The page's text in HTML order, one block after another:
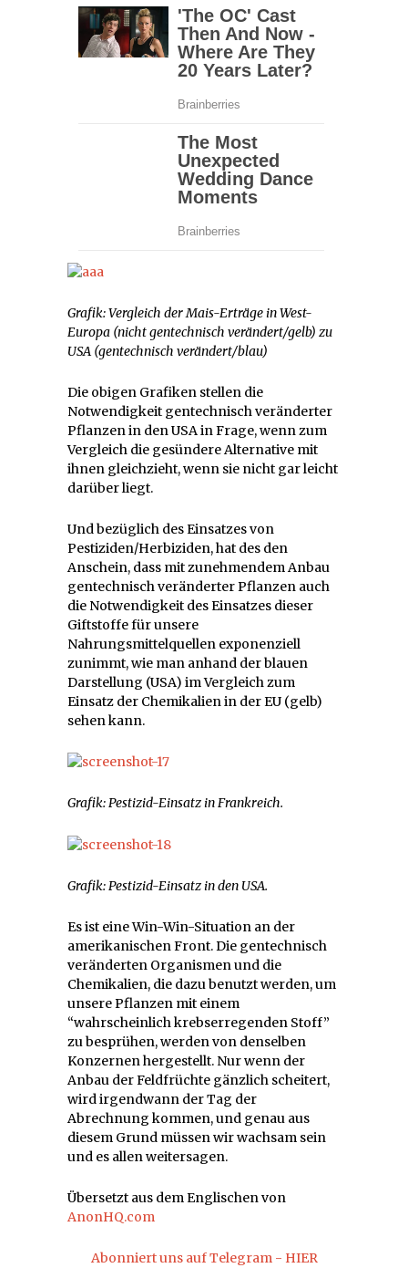
Grafik: Vergleich der Mais-Erträge in West-
Europa (nicht gentechnisch verändert/gelb) zu
USA (gentechnisch verändert/blau)
Die obigen Grafiken stellen die
Notwendigkeit gentechnisch veränderter
Pflanzen in den USA in Frage, wenn zum
Vergleich die gesündere Alternative mit
ihnen gleichzieht, wenn sie nicht gar leicht
darüber liegt.
Und bezüglich des Einsatzes von
Pestiziden/Herbiziden, hat des den
Anschein, dass mit zunehmendem Anbau
gentechnisch veränderter Pflanzen auch
die Notwendigkeit des Einsatzes dieser
Giftstoffe für unsere
Nahrungsmittelquellen exponenziell
zunimmt, wie man anhand der blauen
Darstellung (USA) im Vergleich zum
Einsatz der Chemikalien in der EU (gelb)
sehen kann.
Grafik: Pestizid-Einsatz in Frankreich.
Grafik: Pestizid-Einsatz in den USA.
Es ist eine Win-Win-Situation an der
amerikanischen Front. Die gentechnisch
veränderten Organismen und die
Chemikalien, die dazu benutzt werden, um
unsere Pflanzen mit einem
“wahrscheinlich krebserregenden Stoff”
zu besprühen, werden von denselben
Konzernen hergestellt. Nur wenn der
Anbau der Feldfrüchte gänzlich scheitert,
wird irgendwann der Tag der
Abrechnung kommen, und genau aus
diesem Grund müssen wir wachsam sein
und es allen weitersagen.
Übersetzt aus dem Englischen von
AnonHQ.com
Abonniert uns auf Telegram - HIER